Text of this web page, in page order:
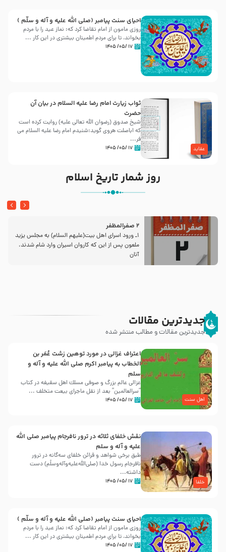
احیای سنت پیامبر (صلی الله علیه و آله و سلّم )
روزی مامون از امام تقاضا کرد که: نماز عید را با مردم
بخواند، تا برای مردم اطمینان بیشتری در این کار ...
۱۷ /۰۵/ ۱۴۰۵
عقاید
ثواب زیارت امام رضا علیه السلام در بیان آن
حضرت
شیخ صدوق (رضوان الله تعالی علیه) روایت کرده است
که اباصلت هروی گوید:شنیدم امام رضا علیه السلام می
فر...
۱۷ /۰۵/ ۱۴۰۵
روز شمار تاریخ اسلام
2 صفرالمظفر
1ـ ورود اسراى اهل بیت‌(علیهم السلام) به مجلس یزید
ملعون پس از این كه كاروان اسیران وارد شام شدند،
آنان
جدیدترین مقالات
جدیدترین مقالات و مطالب منتشر شده
اهل سنت
اعتراف غزالی در مورد توهین زشت عُمَر بن
الخطاب به پیامبر اکرم صلی الله علیه و آله و
سلم
غزالی عالم بزرگ و صوفی مسلك اهل سقيفه در کتاب
“سرالعالمین” بعد از نقل ماجرای بیعت متخلف ...
۱۷ /۰۵/ ۱۴۰۵
خلفا
نقش خلفای ثلاثه در ترور نافرجام پیامبر صلی الله
علیه و آله و سلم
طبق برخی شواهد و قرائن خلفای سه‌گانه در ترور
نافرجام رسول خدا (صلی‌الله‌علیه‌و‌آله‌وسلّم) دست
داشته‌...
۱۷ /۰۵/ ۱۴۰۵
احیای سنت پیامبر (صلی الله علیه و آله و سلّم )
روزی مامون از امام تقاضا کرد که: نماز عید را با مردم
بخواند، تا برای مردم اطمینان بیشتری در این کار ...
۱۷ /۰۵/ ۱۴۰۵